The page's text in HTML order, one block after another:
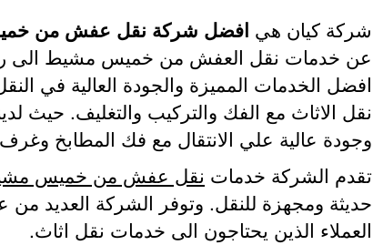
شركة كيان هي افضل شركة نقل عفش من
عن خدمات نقل العفش من خميس مشيط الى
افضل الخدمات المميزة والجودة العالية في
نقل الاثاث مع الفك والتركيب والتغليف. حيث
وجودة عالية علي الانتقال مع فك المطابخ وغرف
تقدم الشركة خدمات نقل عفش من خميس
حديثة ومجهزة للنقل. وتوفر الشركة العديد
العملاء الذين يحتاجون الى خدمات نقل اثاث.